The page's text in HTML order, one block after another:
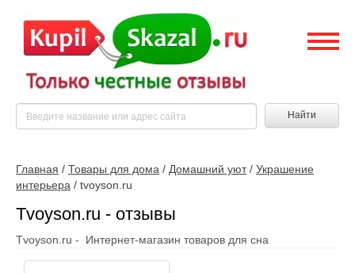
Найти
Главная / Товары для дома / Домашний уют/ Украшение
интерьера / tvoyson.ru
Tvoyson.ru - отзывы
Tvoyson.ru - Интернет-магазин товаров для сна